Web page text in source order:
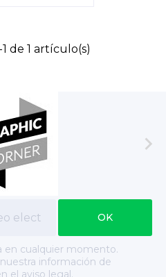
de 1 artículo(s)

en cualquier momento.
información de
el aviso legal.